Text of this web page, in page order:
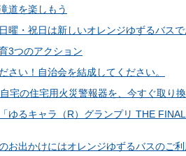
道を楽しもう
曜・祝日は新しいオレンジゆずるバスで
3つのアクション
さい！自治会を結成してください。
宅の住宅用火災警報器を、今すぐ取り換
ゆるキャラ（R）グランプリ THE
お出かけにはオレンジゆずるバスのご利